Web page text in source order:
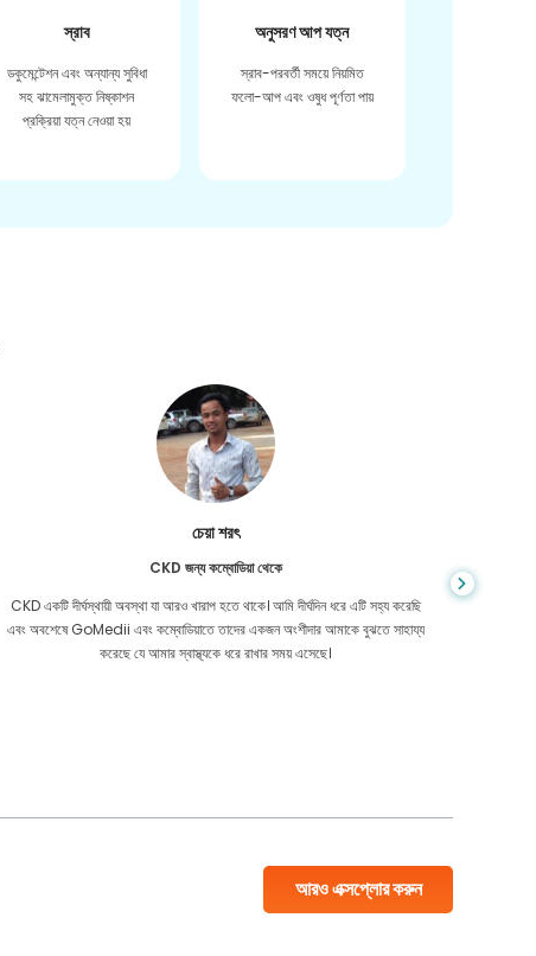
স্রাব
ডকুমেন্টেশন এবং অন্যান্য সুবিধা
সহ ঝামেলামুক্ত নিষ্কাশন
প্রক্রিয়া যত্ন নেওয়া হয়
অনুসরণ আপ যত্ন
স্রাব-পরবর্তী সময়ে নিয়মিত
ফলো-আপ এবং ওষুধ পূর্ণতা পায়
চেয়া শরৎ
CKD জন্য কম্বোডিয়া থেকে
CKD একটি দীর্ঘস্থায়ী অবস্থা যা আরও খারাপ হতে থাকে। আমি দীর্ঘদিন ধরে এটি সহ্য করেছি
এবং অবশেষে GoMedii এবং কম্বোডিয়াতে তাদের একজন অংশীদার আমাকে বুঝতে সাহায্য
করেছে যে আমার স্বাস্থ্যকে ধরে রাখার সময় এসেছে।
আরও এক্সপ্লোর করুন